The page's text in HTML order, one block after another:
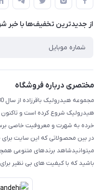
لیست محصولات
درباره ما
حریم خصوصی
راهنما
از جدید‌ترین تخفیف‌ها با‌ خبر
مختصری درباره فروشگاه
هیدرولیک شروع کرده است و
خرده به شهرت و معروفیت خاصی
در بین محصولاتی که این سایت
میتوانیدشاهد برندهای متنوعی
باشید که با کیفیت های بی نظیر